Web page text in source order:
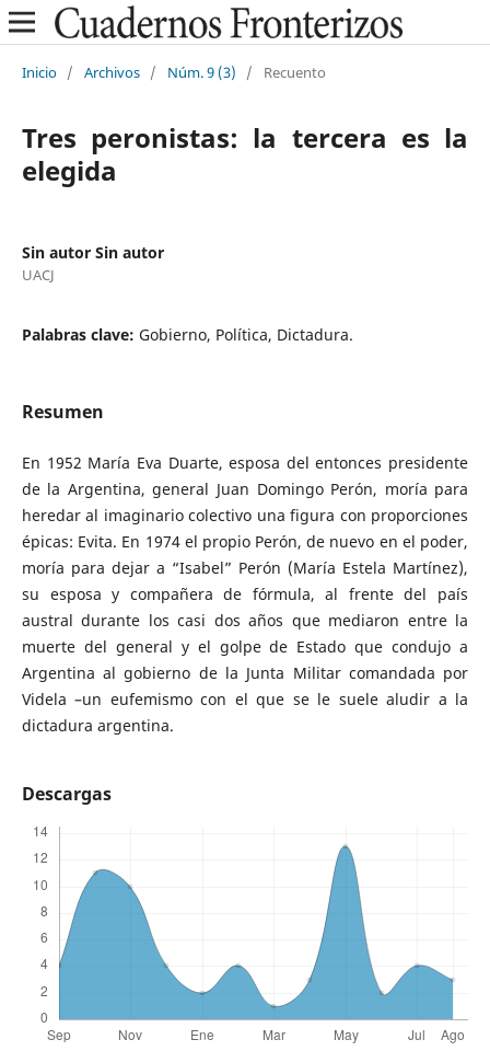
Inicio / Archivos / Núm. 9 (3) / Recuento
Tres peronistas: la tercera es la
elegida
Sin autor Sin autor
UACJ
Palabras clave: Gobierno, Política, Dictadura.
Resumen
En 1952 María Eva Duarte, esposa del entonces presidente
de la Argentina, general Juan Domingo Perón, moría para
heredar al imaginario colectivo una figura con proporciones
épicas: Evita. En 1974 el propio Perón, de nuevo en el poder,
moría para dejar a “Isabel” Perón (María Estela Martínez),
su esposa y compañera de fórmula, al frente del país
austral durante los casi dos años que mediaron entre la
muerte del general y el golpe de Estado que condujo a
Argentina al gobierno de la Junta Militar comandada por
Videla –un eufemismo con el que se le suele aludir a la
dictadura argentina.
Descargas